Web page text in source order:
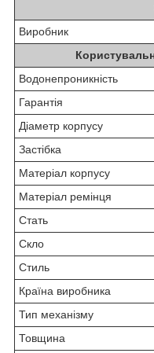
Виробник
Водонепроникність
Гарантія
Діаметр корпусу
Застібка
Матеріал корпусу
Матеріал ремінця
Стать
Скло
Стиль
Країна виробника
Тип механізму
Товщина